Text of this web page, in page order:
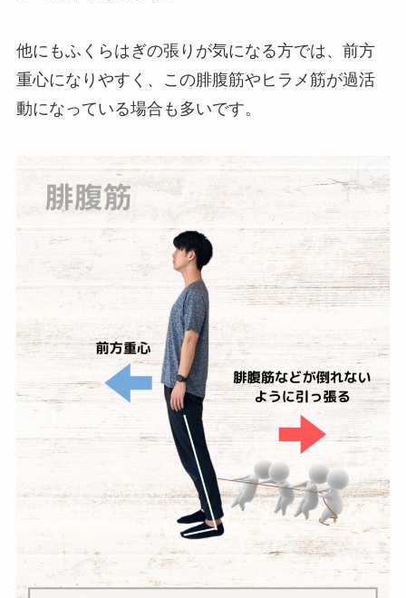
他にもふくらはぎの張りが気になる方では、前方
重心になりやすく、この腓腹筋やヒラメ筋が過活
動になっている場合も多いです。